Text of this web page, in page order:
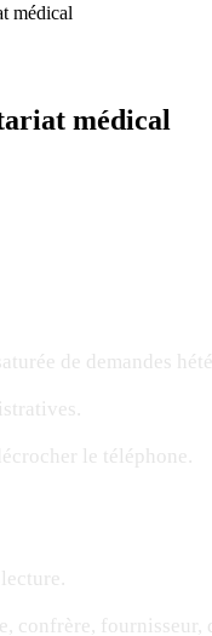
médical
médical
de demandes
le téléphone.
confrère, fournisseur,